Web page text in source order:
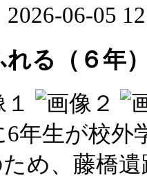
2026-06-05
る（６年
6年生が校
め、藤橋